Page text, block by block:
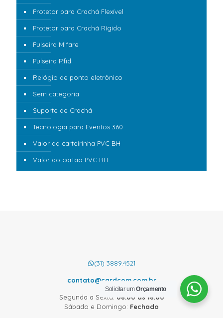
Protetor para Crachá Flexível
Protetor para Crachá Rígido
Pulseira Mifare
Pulseira Rfid
Relógio de ponto eletrônico
Sem categoria
Suporte de Crachá
Tecnologia para Eventos 360
Valor da carteirinha PVC BH
Valor do cartão PVC BH
(31) 3889.4521
contato@cardcom.com.br
Segunda a Sexta: 08:00 às 18:00
Sábado e Domingo: Fechado
Solicitar umOrçamento